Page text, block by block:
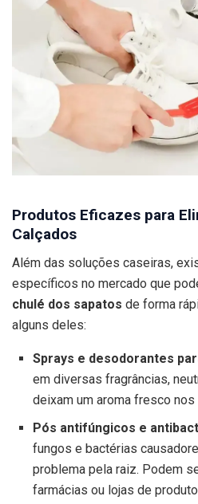
Produtos Eficazes para
Calçados
Além das soluções caseiras,
específicos no mercado que
chulé dos sapatos de forma
alguns deles:
Sprays e desodorantes
em diversas fragrâncias,
deixam um aroma fresco
Pós antifúngicos e
fungos e bactérias
problema pela raiz. Podem
farmácias ou lojas de